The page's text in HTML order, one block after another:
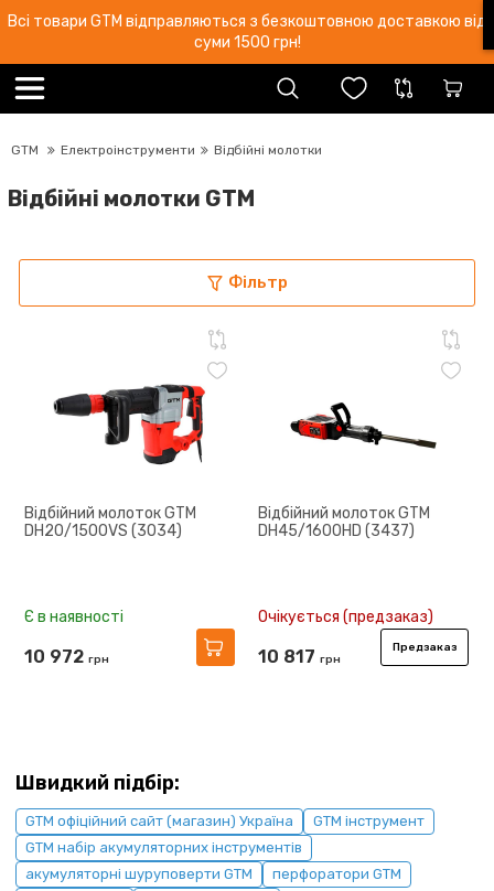
Всі товари GTM відправляються з безкоштовною доставкою від
суми 1500 грн!
GTM Електроінструменти Відбійні молотки
Відбійні молотки GTM
Фільтр
Відбійний молоток GTM
DH20/1500VS (3034)
Є в наявності
10 972 грн
Відбійний молоток GTM
DH45/1600HD (3437)
Очікується (предзаказ)
10 817 грн
Предзаказ
Швидкий підбір:
GTM офіційний сайт (магазин) Україна
GTM інструмент
GTM набір акумуляторних інструментів
акумуляторні шуруповерти GTM
перфоратори GTM